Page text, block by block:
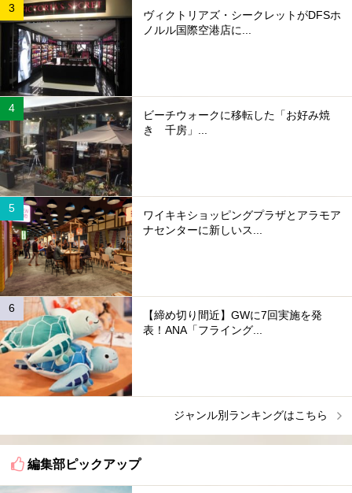
ヴィクトリアズ・シークレットがDFSホ
ノルル国際空港店に...
ビーチウォークに移転した「お好み焼
き 千房」...
ワイキキショッピングプラザとアラモア
ナセンターに新しいス...
【締め切り間近】GWに7回実施を発
表！ANA「フライング...
ジャンル別ランキングはこちら
編集部ピックアップ